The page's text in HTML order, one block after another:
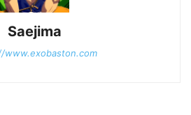
Saejima
www.exobaston.com